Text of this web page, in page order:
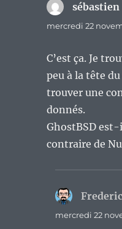
sébastien
mercredi 22
C’est ça. Je
peu à la tête
trouver une
donnés.
GhostBSD
contraire de
mercredi 22